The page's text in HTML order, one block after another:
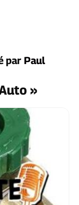
par Paul
»